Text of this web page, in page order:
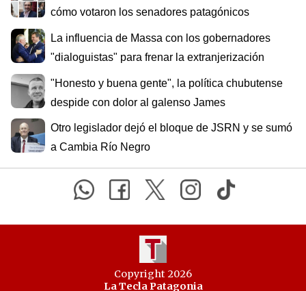
cómo votaron los senadores patagónicos
La influencia de Massa con los gobernadores
"dialoguistas" para frenar la extranjerización
"Honesto y buena gente", la política chubutense
despide con dolor al galenso James
Otro legislador dejó el bloque de JSRN y se sumó
a Cambia Río Negro
Copyright 2026
La Tecla Patagonia